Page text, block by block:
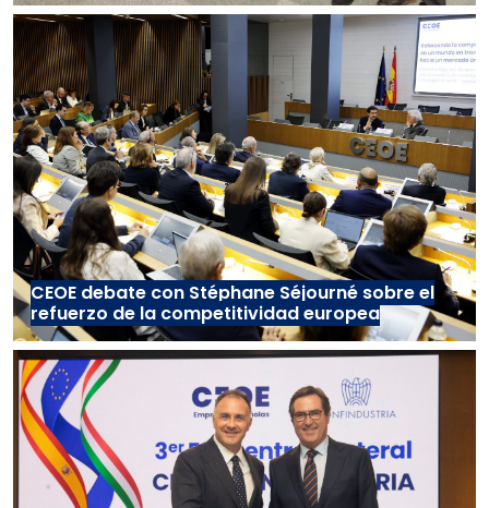
CEOE debate con Stéphane Séjourné sobre el
refuerzo de la competitividad europea